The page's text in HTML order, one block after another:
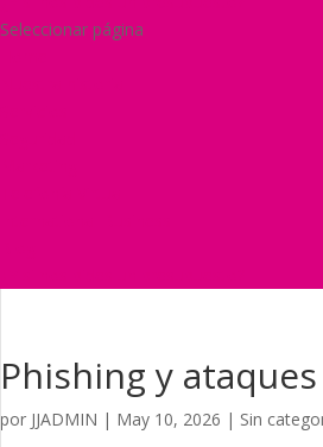
Seleccionar página
Phishing y
por JJADMIN | May 10, 2026 | Sin